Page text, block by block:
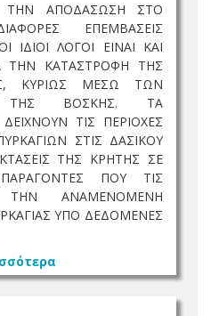
ΤΗΝ ΑΠΟΔΑΣΩΣΗ ΣΤΟ
ΕΠΕΜΒΑΣΕΙΣ
ΙΔΙΟΙ ΛΟΓΟΙ ΕΙΝΑΙ ΚΑΙ
ΤΗΝ ΚΑΤΑΣΤΡΟΦΗ ΤΗΣ
ΚΥΡΙΩΣ ΜΕΣΩ ΤΩΝ
ΤΗΣ ΒΟΣΚΗΣ. ΤΑ
ΤΙΣ ΠΕΡΙΟΧΕΣ
ΣΤΙΣ ΔΑΣΙΚΟΥ
ΤΗΣ ΚΡΗΤΗΣ ΣΕ
ΠΟΥ ΤΙΣ
ΤΗΝ ΑΝΑΜΕΝΟΜΕΝΗ
ΥΠΟ ΔΕΔΟΜΕΝΕΣ